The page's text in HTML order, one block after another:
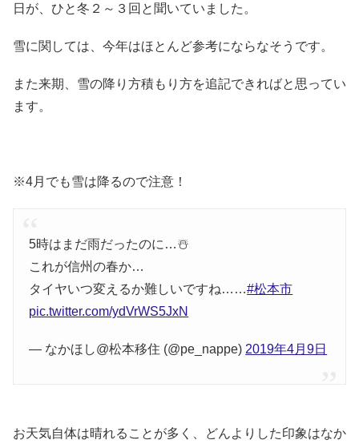
日が、ひと冬２～３回と聞いていました。
雪に関しては、今年はほとんど参考にならなそうです。
また来期、雪の降り方積もり方を追記できればと思ってい
ます。
※4月でも雪は降るので注意！
5時はまだ雨だったのに…☃️
これが信州の春か…
タイヤいつ変えるか難しいですね……#松本市
pic.twitter.com/ydVrWS5JxN
— なかほし@松本移住 (@pe_nappe) 2019年4月9日
お天気自体は晴れることが多く、どんよりした印象はなか